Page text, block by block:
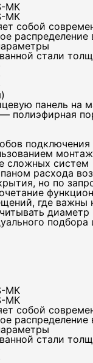
МК
МК
собой
стали
панель на
полиэфирная
сложных систем
расхода
но по
где важны
МК
МК
собой
стали